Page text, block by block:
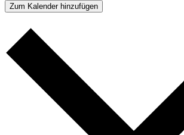
Zum Kalender hinzufügen